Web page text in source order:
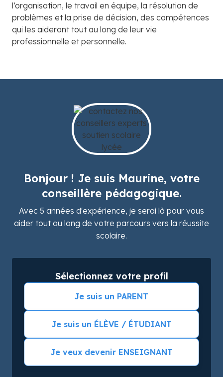
l’organisation, le travail en équipe, la résolution de
problèmes et la prise de décision, des compétences
qui les aideront tout au long de leur vie
professionnelle et personnelle.
Bonjour ! Je suis Maurine, votre
conseillère pédagogique.
Avec 5 années d'expérience, je serai là pour vous
aider tout au long de votre parcours vers la réussite
scolaire.
Sélectionnez votre profil
Je suis un PARENT
Je suis un ÉLÈVE / ÉTUDIANT
Je veux devenir ENSEIGNANT